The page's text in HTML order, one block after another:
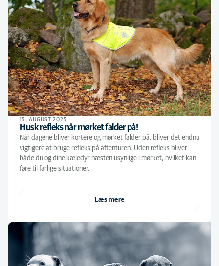
15. AUGUST 2025
Husk refleks når mørket falder på!
Når dagene bliver kortere og mørket falder på, bliver det endnu
vigtigere at bruge refleks på aftenturen. Uden refleks bliver
både du og dine kæledyr næsten usynlige i mørket, hvilket kan
føre til farlige situationer.
Læs mere